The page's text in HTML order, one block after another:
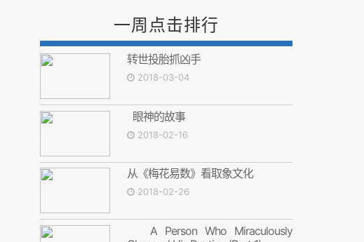
一周点击排行
转世投胎抓凶手
2018-03-04
眼神的故事
2018-02-16
从《梅花易数》看取象文化
2018-02-26
A Person Who Miraculously